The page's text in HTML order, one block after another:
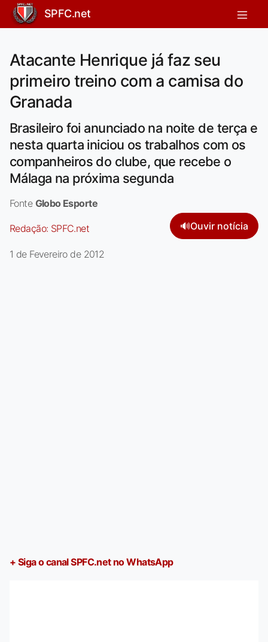
SPFC.net
Atacante Henrique já faz seu
primeiro treino com a camisa do
Granada
Brasileiro foi anunciado na noite de terça e
nesta quarta iniciou os trabalhos com os
companheiros do clube, que recebe o
Málaga na próxima segunda
Fonte Globo Esporte
Redação: SPFC.net 🔊Ouvir notícia
1 de Fevereiro de 2012
+ Siga o canal SPFC.net no WhatsApp